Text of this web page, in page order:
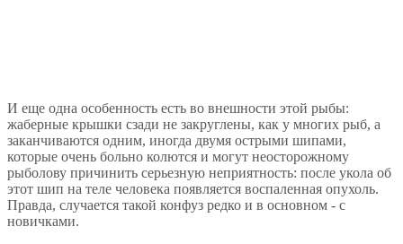
И еще одна особенность есть во внешности этой рыбы:
жаберные крышки сзади не закруглены, как у многих рыб, а
заканчиваются одним, иногда двумя острыми шипами,
которые очень больно колются и могут неосторожному
рыболову причинить серьезную неприятность: после укола об
этот шип на теле человека появляется воспаленная опухоль.
Правда, случается такой конфуз редко и в основном - с
новичками.